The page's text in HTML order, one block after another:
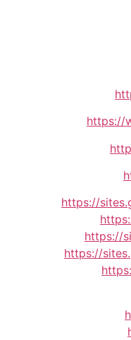
https://
https://
https://
https://